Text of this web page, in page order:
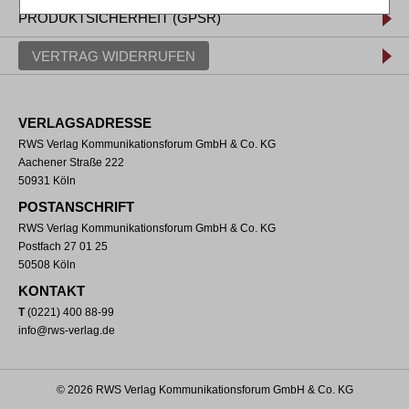
PRODUKTSICHERHEIT (GPSR)
VERTRAG WIDERRUFEN
VERLAGSADRESSE
RWS Verlag Kommunikationsforum GmbH & Co. KG
Aachener Straße 222
50931 Köln
POSTANSCHRIFT
RWS Verlag Kommunikationsforum GmbH & Co. KG
Postfach 27 01 25
50508 Köln
KONTAKT
T(0221) 400 88-99
info@rws-verlag.de
© 2026 RWS Verlag Kommunikationsforum GmbH & Co. KG